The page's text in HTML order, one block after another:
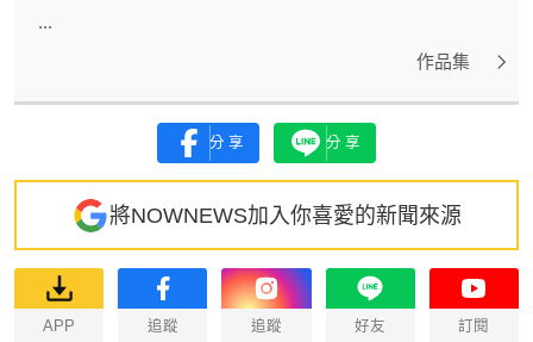
...
作品集
分享 分享
將NOWNEWS加入你喜愛的新聞來源
APP 追蹤 追蹤 好友 訂閱